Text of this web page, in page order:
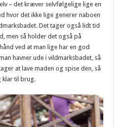
– det kræver selvfølgelige lige en
hvor det ikke lige generer naboen
Det tager også lidt tid
men så holder det også på
ved at man lige har en god
havner ude i vildmarksbadet, så
at lave maden og spise den, så
klar til brug.